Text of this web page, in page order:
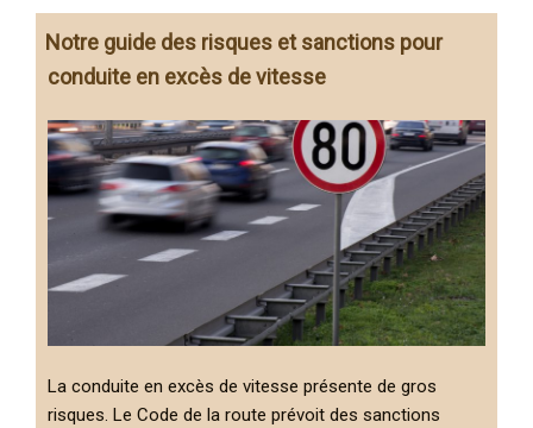
Notre guide des risques et sanctions pour
conduite en excès de vitesse
La conduite en excès de vitesse présente de gros
risques. Le Code de la route prévoit des sanctions